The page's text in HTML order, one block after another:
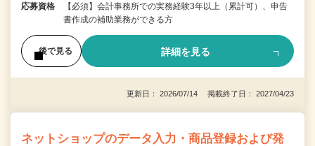
応募資格
【必須】会計事務所での実務経験3年以上（累計可）、申告
書作成の補助業務ができる方
後で見る 詳細を見る
更新日： 2026/07/14 掲載終了日： 2027/04/23
ネットショップのデータ入力・商品登録および発